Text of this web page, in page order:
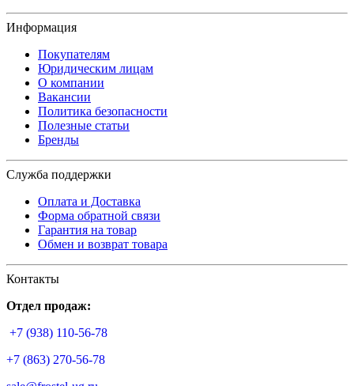
Информация
Покупателям
Юридическим лицам
О компании
Вакансии
Политика безопасности
Полезные статьи
Бренды
Служба поддержки
Оплата и Доставка
Форма обратной связи
Гарантия на товар
Обмен и возврат товара
Контакты
Отдел продаж:
+7 (938) 110-56-78
+7 (863) 270-56-78